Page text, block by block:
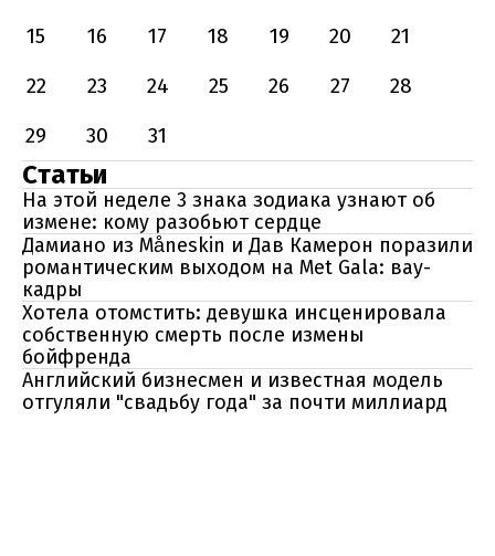
15
16 17 18 19 20
21
22
23 24 25 26 27
28
29
30 31
Статьи
На этой неделе 3 знака зодиака узнают об
измене: кому разобьют сердце
Дамиано из Måneskin и Дав Камерон поразили
романтическим выходом на Met Gala: вау-
кадры
Хотела отомстить: девушка инсценировала
собственную смерть после измены
бойфренда
Английский бизнесмен и известная модель
отгуляли "свадьбу года" за почти миллиард